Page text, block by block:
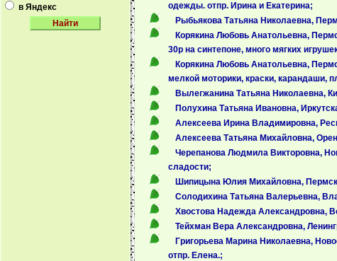
в Яндекс
одежды. отпр. Ирина и Екатерина;
Рыбьякова Татьяна Николаевна,
Корякина Любовь Анатольевна,
30р на синтепоне, много мягких
Корякина Любовь Анатольевна,
мелкой моторики, краски, карандаши,
Вылегжанина Татьяна Николаевна,
Полухина Татьяна Ивановна,
Алексеева Ирина Владимировна,
Алексеева Татьяна Михайловна,
Черепанова Людмила Викторовна,
сладости;
Шипицына Юлия Михайловна,
Солодихина Татьяна Валерьевна,
Хвостова Надежда Александровна,
Тейхман Вера Александровна,
Григорьева Марина Николаевна,
отпр. Елена.;